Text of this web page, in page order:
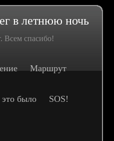
в летнюю ночь
Всем спасибо!
Маршрут
было SOS!